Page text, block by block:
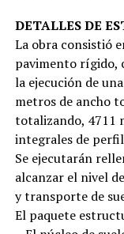
DETALLES DE
La obra consistió
pavimento rígido,
la ejecución de
metros de ancho
totalizando, 4711
integrales de
Se ejecutarán
alcanzar el nivel
y transporte de
El paquete